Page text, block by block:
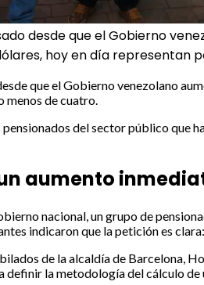
desde que el Gobierno
hoy en día representan
que el Gobierno venezolano
menos de cuatro.
del sector público que
aumento
nacional, un grupo de
indicaron que la petición es
de la alcaldía de Barcelona,
la metodología del cálculo de